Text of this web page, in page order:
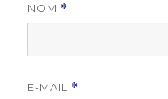
NOM *
E-MAIL *